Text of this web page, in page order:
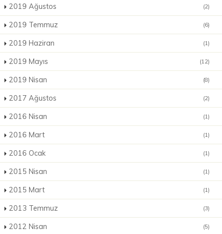
2019 Ağustos (2)
2019 Temmuz (6)
2019 Haziran (1)
2019 Mayıs (12)
2019 Nisan (8)
2017 Ağustos (2)
2016 Nisan (1)
2016 Mart (1)
2016 Ocak (1)
2015 Nisan (1)
2015 Mart (1)
2013 Temmuz (3)
2012 Nisan (5)